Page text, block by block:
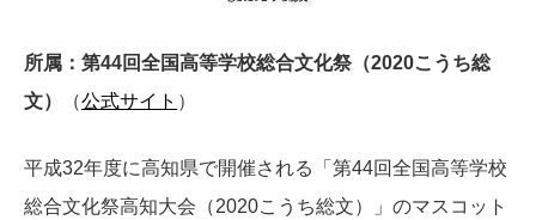
所属：第44回全国高等学校総合文化祭（2020こうち総
文）
（公式サイト ）
平成32年度に高知県で開催される「第44回全国高等学校
総合文化祭高知大会（2020こうち総文）」のマスコット